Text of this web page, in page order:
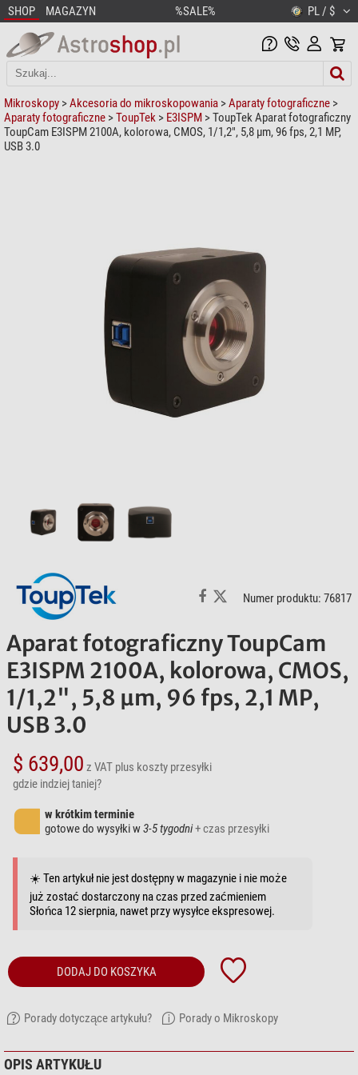
SHOP MAGAZYN %SALE% PL / $
Mikroskopy >Akcesoria do mikroskopowania >Aparaty fotograficzne >
Aparaty fotograficzne >ToupTek > E3ISPM > ToupTek Aparat fotograficzny
ToupCam E3ISPM 2100A, kolorowa, CMOS, 1/1,2", 5,8 µm, 96 fps, 2,1 MP,
USB 3.0
Numer produktu: 76817
Aparat fotograficzny ToupCam
E3ISPM 2100A, kolorowa, CMOS,
1/1,2", 5,8 µm, 96 fps, 2,1 MP,
USB 3.0
$ 639,00 z VAT plus koszty przesyłki
gdzie indziej taniej?
w krótkim terminie
gotowe do wysyłki w3-5 tygodni+ czas przesyłki
☀️ Ten artykuł nie jest dostępny w magazynie i nie może
już zostać dostarczony na czas przed zaćmieniem
Słońca 12 sierpnia, nawet przy wysyłce ekspresowej.
DODAJ DO KOSZYKA
Porady dotyczące artykułu? Porady o Mikroskopy
OPIS ARTYKUŁU